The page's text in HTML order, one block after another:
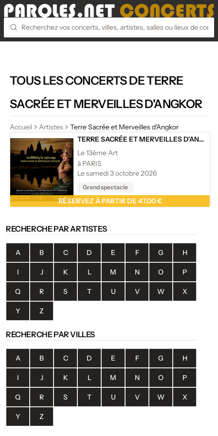
TOUS LES CONCERTS DE TERRE
SACRÉE ET MERVEILLES D'ANGKOR
Accueil Artistes
Terre Sacrée et Merveilles d'Angkor
TERRE SACRÉE ET MERVEILLES D'ANGKOR
Le 13ème Art
à PARIS
Le samedi 3 octobre 2026
Grand spectacle
RÉSERVEZ À PARTIR DE 47.00 €
RECHERCHE PAR ARTISTES
A B C D E F G H
I J K L M N O P
Q R S T U V W X
Y Z
RECHERCHE PAR VILLES
A B C D E F G H
I J K L M N O P
Q R S T U V W X
Y Z